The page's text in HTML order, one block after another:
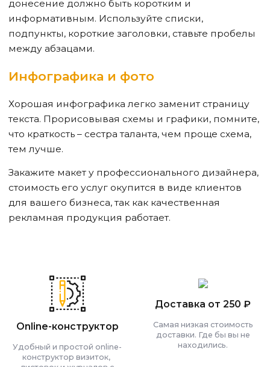
донесение должно быть коротким и
информативным. Используйте списки,
подпункты, короткие заголовки, ставьте пробелы
между абзацами.
Инфографика и фото
Хорошая инфографика легко заменит страницу
текста. Прорисовывая схемы и графики, помните,
что краткость – сестра таланта, чем проще схема,
тем лучше.
Закажите макет у профессионального дизайнера,
стоимость его услуг окупится в виде клиентов
для вашего бизнеса, так как качественная
рекламная продукция работает.
Online-конструктор
Удобный и простой online-
конструктор визиток,
Доставка от 250 ₽
Самая низкая стоимость
доставки. Где бы вы не
находились.